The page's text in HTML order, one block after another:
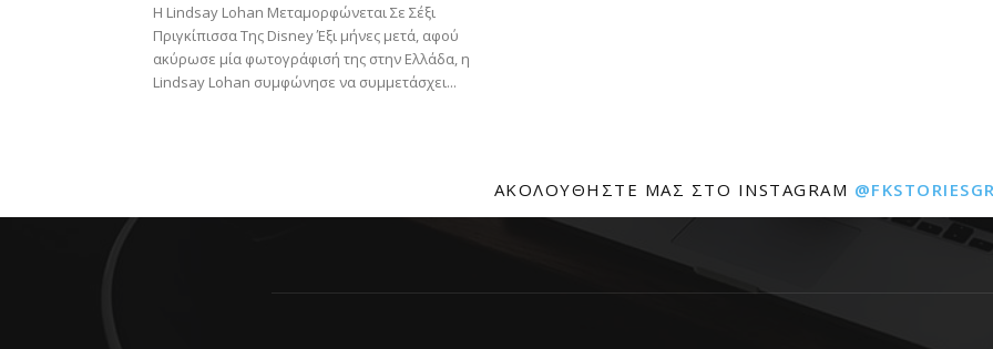
Η Lindsay Lohan Μεταμορφώνεται Σε Σέξι
Πριγκίπισσα Της Disney Έξι μήνες μετά, αφού
ακύρωσε μία φωτογράφισή της στην Ελλάδα, η
Lindsay Lohan συμφώνησε να συμμετάσχει...
ΑΚΟΛΟΥΘΉΣΤΕ ΜΑΣ ΣΤΟ INSTAGRAM